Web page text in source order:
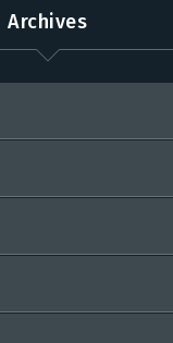
Archives